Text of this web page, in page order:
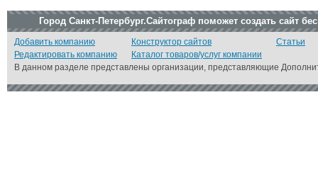
Город Санкт-Петербург.Сайтограф поможет создать сайт
Добавить компанию
Редактировать компанию
Конструктор сайтов
Каталог товаров/услуг компании
Статьи
В данном разделе представлены организации, представляющие